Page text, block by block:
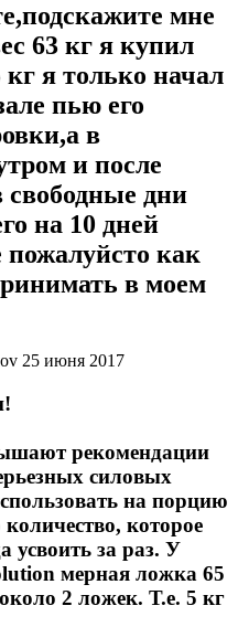
мне
63 кг я купил
я только начал
пью его
в
и после
свободные дни
на 10 дней
пожалуйсто как
в моем
25 июня 2017
рекомендации
силовых
на порцию
которое
усвоить за раз. У
мерная ложка 65
2 ложек. Т.е. 5 кг